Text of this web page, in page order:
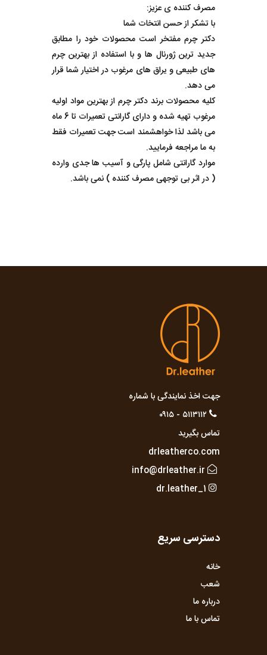
مصرف کننده ی عزیز:
با تشکر از حسن انتخات شما
دکتر چرم مفتخر است محصولات خود را مطابق
جدید ترین ژورنال ها و با استفاده از بهترین چرم
های طبیعی و یراق های مرغوب در اختیار شما قرار
می دهد.
کلیه محصولات برند دکتر چرم از بهترین مواد اولیه
مرغوب تهیه شده و دارای گارانتی تعمیرات تا 6 ماه
می باشد لذا خواهشمند است جهت تعمیرات فقط
به ما مراجعه فرمایید.
موارد گارانتی شامل پارگی و آسیب ها جدی وارده
( در اثر بی توجهی مصرف کننده ) نمی باشد.
جهت اخذ نمایندگی با شماره
۵۱۱۳۱۱۲ - ۰۹۱۵
تماس بگیرید
drleatherco.com
info@drleather.ir
dr.leather_1
دسترسی سریع
خانه
شعب
درباره ما
تماس با ما